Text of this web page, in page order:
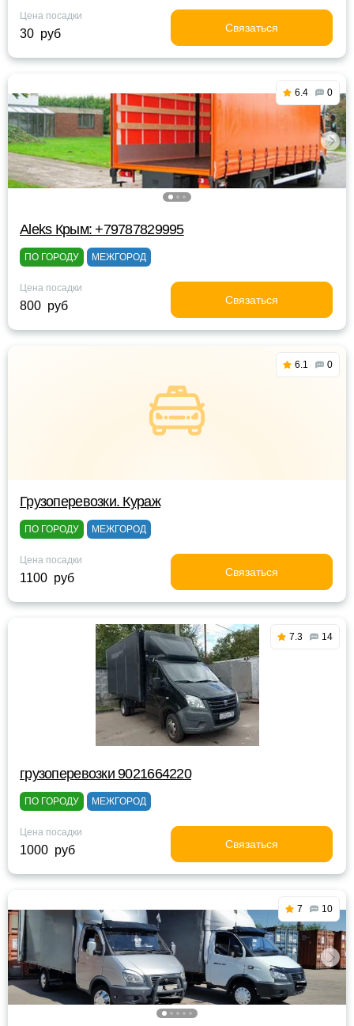
Цена посадки
30 руб Связаться
6.4 0
Aleks Крым: +79787829995
ПО ГОРОДУ МЕЖГОРОД
Цена посадки
800 руб Связаться
6.1 0
Грузоперевозки. Кураж
ПО ГОРОДУ МЕЖГОРОД
Цена посадки
1100 руб Связаться
7.3 14
грузоперевозки 9021664220
ПО ГОРОДУ МЕЖГОРОД
Цена посадки
1000 руб Связаться
7 10